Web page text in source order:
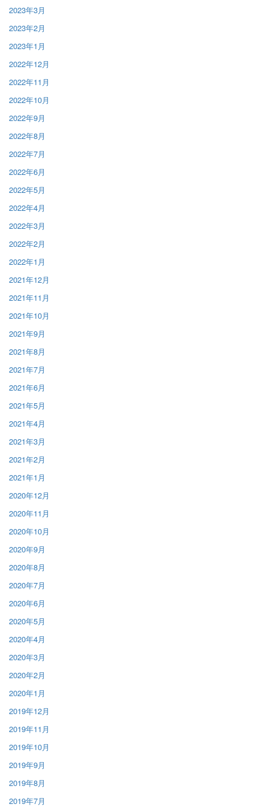
2023年3月
2023年2月
2023年1月
2022年12月
2022年11月
2022年10月
2022年9月
2022年8月
2022年7月
2022年6月
2022年5月
2022年4月
2022年3月
2022年2月
2022年1月
2021年12月
2021年11月
2021年10月
2021年9月
2021年8月
2021年7月
2021年6月
2021年5月
2021年4月
2021年3月
2021年2月
2021年1月
2020年12月
2020年11月
2020年10月
2020年9月
2020年8月
2020年7月
2020年6月
2020年5月
2020年4月
2020年3月
2020年2月
2020年1月
2019年12月
2019年11月
2019年10月
2019年9月
2019年8月
2019年7月